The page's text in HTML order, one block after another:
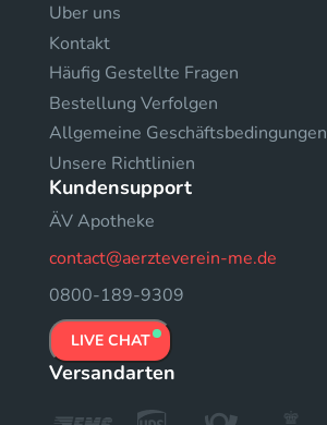
Uber uns
Kontakt
Häufig Gestellte Fragen
Bestellung Verfolgen
Allgemeine Geschäftsbedingungen
Unsere Richtlinien
Kundensupport
ÄV Apotheke
contact@aerzteverein-me.de
0800-189-9309
LIVE CHAT
Versandarten